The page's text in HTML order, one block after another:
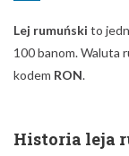
Lej rumuński to
100 banom. Waluta
kodem RON.
Historia leja